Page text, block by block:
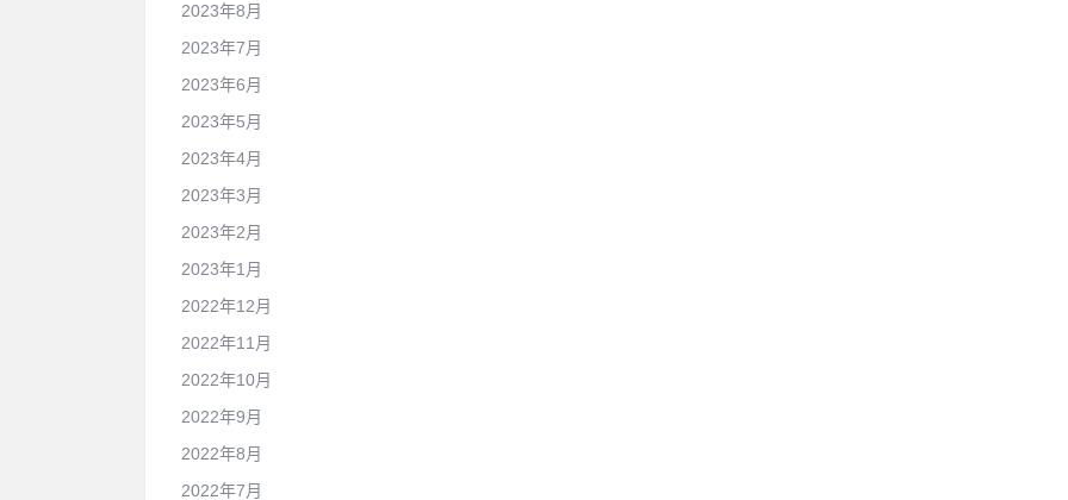
2023年8月
2023年7月
2023年6月
2023年5月
2023年4月
2023年3月
2023年2月
2023年1月
2022年12月
2022年11月
2022年10月
2022年9月
2022年8月
2022年7月